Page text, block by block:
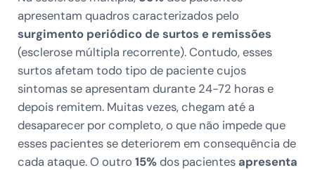
apresentam quadros caracterizados pelo
surgimento periódico de surtos e remissões
(esclerose múltipla recorrente). Contudo, esses
surtos afetam todo tipo de paciente cujos
sintomas se apresentam durante 24-72 horas e
depois remitem. Muitas vezes, chegam até a
desaparecer por completo, o que não impede que
esses pacientes se deteriorem em consequência de
cada ataque. O outro 15%dos pacientes apresenta